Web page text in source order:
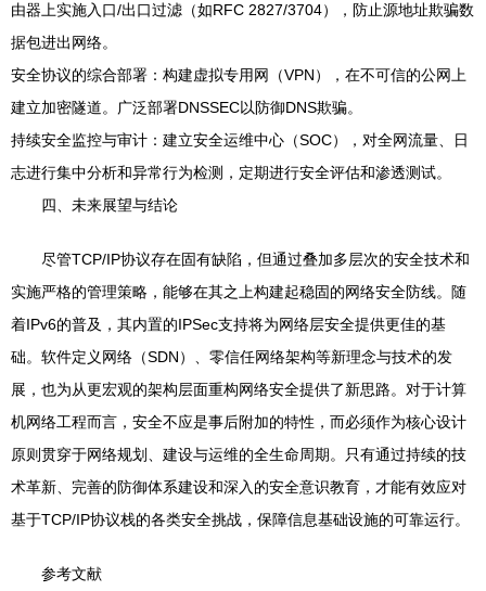
由器上实施入口/出口过滤（如RFC 2827/3704），防止源地址欺骗数
据包进出网络。
安全协议的综合部署：构建虚拟专用网（VPN），在不可信的公网上
建立加密隧道。广泛部署DNSSEC以防御DNS欺骗。
持续安全监控与审计：建立安全运维中心（SOC），对全网流量、日
志进行集中分析和异常行为检测，定期进行安全评估和渗透测试。
四、未来展望与结论
尽管TCP/IP协议存在固有缺陷，但通过叠加多层次的安全技术和
实施严格的管理策略，能够在其之上构建起稳固的网络安全防线。随
着IPv6的普及，其内置的IPSec支持将为网络层安全提供更佳的基
础。软件定义网络（SDN）、零信任网络架构等新理念与技术的发
展，也为从更宏观的架构层面重构网络安全提供了新思路。对于计算
机网络工程而言，安全不应是事后附加的特性，而必须作为核心设计
原则贯穿于网络规划、建设与运维的全生命周期。只有通过持续的技
术革新、完善的防御体系建设和深入的安全意识教育，才能有效应对
基于TCP/IP协议栈的各类安全挑战，保障信息基础设施的可靠运行。
参考文献